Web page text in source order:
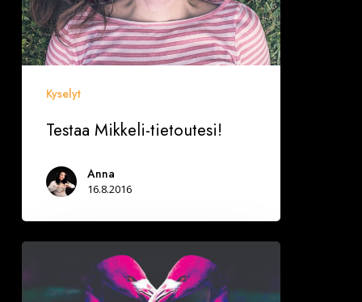
Kyselyt
Testaa Mikkeli-tietoutesi!
Anna
16.8.2016